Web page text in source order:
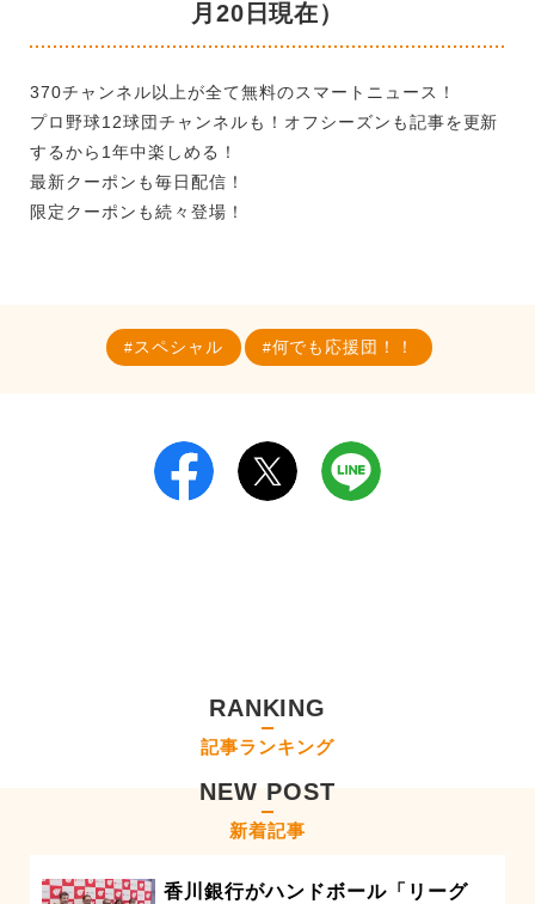
月20日現在）
370チャンネル以上が全て無料のスマートニュース！
プロ野球12球団チャンネルも！オフシーズンも記事を更新
するから1年中楽しめる！
最新クーポンも毎日配信！
限定クーポンも続々登場！
スペシャル 何でも応援団！！
RANKING
記事ランキング
NEW POST
新着記事
香川銀行がハンドボール「リーグ